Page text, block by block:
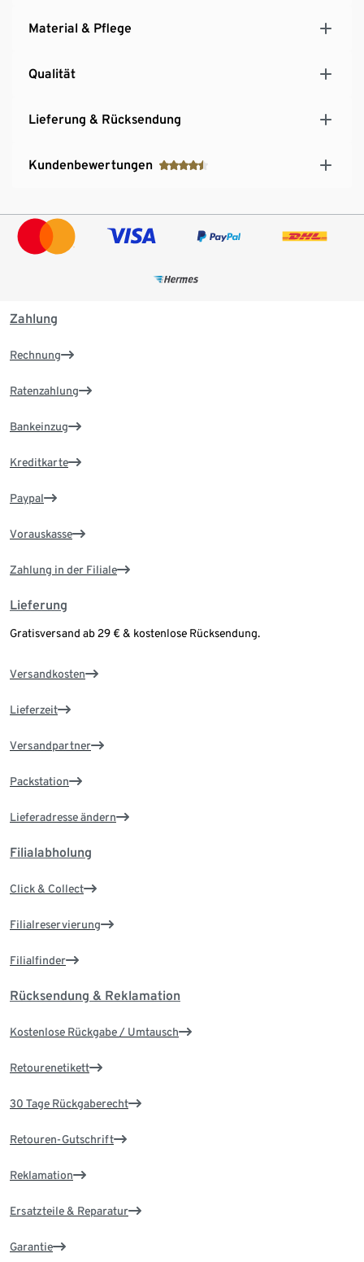
Material & Pflege
Qualität
Lieferung & Rücksendung
Kundenbewertungen
Zahlung
Rechnung
Ratenzahlung
Bankeinzug
Kreditkarte
Paypal
Vorauskasse
Zahlung in der Filiale
Lieferung
Gratisversand ab 29 € & kostenlose Rücksendung.
Versandkosten
Lieferzeit
Versandpartner
Packstation
Lieferadresse ändern
Filialabholung
Click & Collect
Filialreservierung
Filialfinder
Rücksendung & Reklamation
Kostenlose Rückgabe / Umtausch
Retourenetikett
30 Tage Rückgaberecht
Retouren-Gutschrift
Reklamation
Ersatzteile & Reparatur
Garantie